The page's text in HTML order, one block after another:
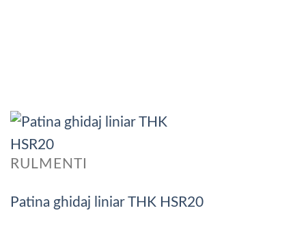
RULMENTI
Patina ghidaj liniar THK HSR20